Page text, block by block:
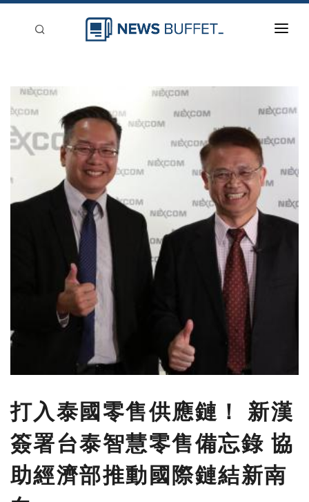
新聞稿分類
登入
刊登
打入泰國零售供應鏈！ 新漢
簽署台泰智慧零售備忘錄 協
助經濟部推動國際鏈結新南